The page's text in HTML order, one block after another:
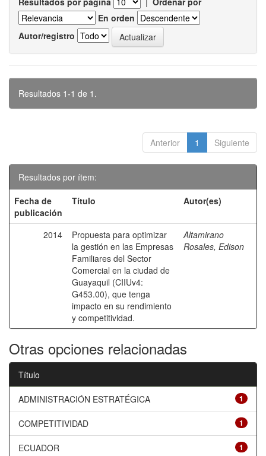
En orden
Autor/registro
Resultados 1-1 de 1.
Anterior 1 Siguiente
Resultados por ítem:
Fecha de
publicación
Título Autor(es)
2014
Propuesta para optimizar
la gestión en las Empresas
Familiares del Sector
Comercial en la ciudad de
Guayaquil (CIIUv4:
G453.00), que tenga
impacto en su rendimiento
y competitividad.
Altamirano
Rosales, Edison
Otras opciones relacionadas
Título
1
ADMINISTRACIÓN ESTRATÉGICA
1
COMPETITIVIDAD
1
ECUADOR